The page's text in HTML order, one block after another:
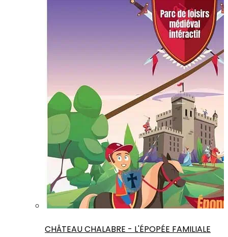
CHÂTEAU CHALABRE - L'ÉPOPÉE FAMILIALE